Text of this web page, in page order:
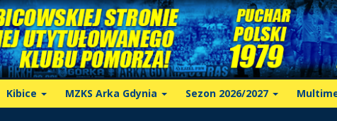
Kibice MZKS Arka Gdynia Sezon 2026/2027